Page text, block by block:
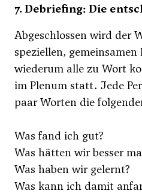
7. Debriefing: Die
Abgeschlossen wird der
speziellen,
wiederum alle zu Wort
im Plenum statt. Jede
paar Worten die
Was fand ich gut?
Was hätten wir besser
Was haben wir gelernt?
Was kann ich damit